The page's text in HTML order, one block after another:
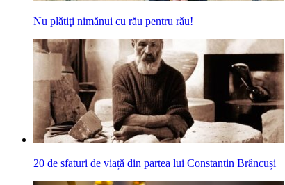
Nu plătiţi nimănui cu rău pentru rău!
20 de sfaturi de viață din partea lui Constantin Brâncuși